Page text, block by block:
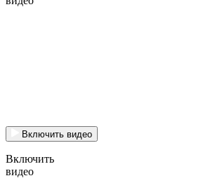
Включить видео
Включить
видео